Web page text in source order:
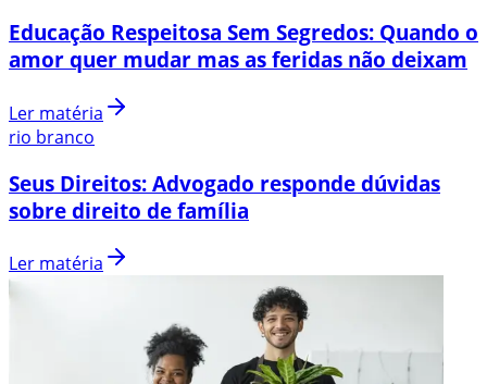
Educação Respeitosa Sem Segredos: Quando o
amor quer mudar mas as feridas não deixam
Ler matéria
rio branco
Seus Direitos: Advogado responde dúvidas
sobre direito de família
Ler matéria